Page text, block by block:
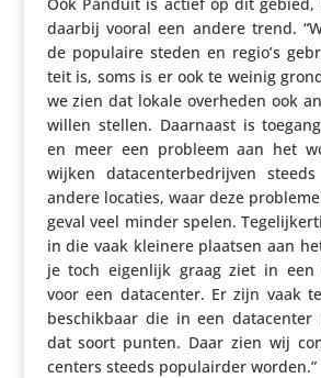
daarbij vooral een andere trend.
de populaire steden en regio’s
teit is, soms is er ook te weinig
we zien dat lokale overheden ook
willen stellen. Daarnaast is
en meer een probleem aan het
wijken data­cen­ter­be­drijven
andere locaties, waar deze
geval veel minder spelen.
in die vaak kleinere plaatsen aan
je toch eigenlijk graag ziet in een
voor een data­center. Er zijn vaak
beschik­baar die in een data­center
dat soort punten. Daar zien wij
cen­ters steeds popu­lairder worden.”